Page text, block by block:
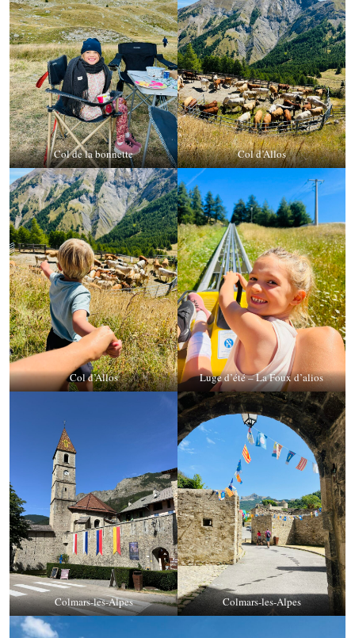
Col de la bonnette Col d’Allos
Col d’Allos Luge d’été – La Foux d’alios
Colmars-les-Alpes Colmars-les-Alpes